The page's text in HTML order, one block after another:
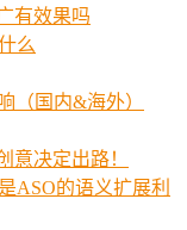
有效果吗
么
（国内&海外）
意决定出路！
ASO的语义扩展利